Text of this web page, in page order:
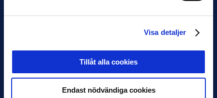
Visa detaljer
Tillåt alla cookies
Endast nödvändiga cookies